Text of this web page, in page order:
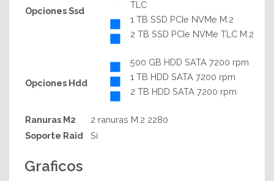
Opciones Ssd
TLC
1 TB SSD PCIe NVMe M.2
2 TB SSD PCIe NVMe TLC M.2
Opciones Hdd
500 GB HDD SATA 7200 rpm
1 TB HDD SATA 7200 rpm
2 TB HDD SATA 7200 rpm
Ranuras M2
2 ranuras M.2 2280
Soporte Raid
Sí
Graficos